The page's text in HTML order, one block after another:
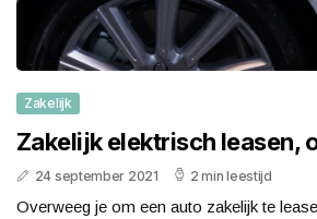
Zakelijk
Zakelijk elektrisch leasen,
24 september 2021 2 min leestijd
Overweeg je om een auto zakelijk te